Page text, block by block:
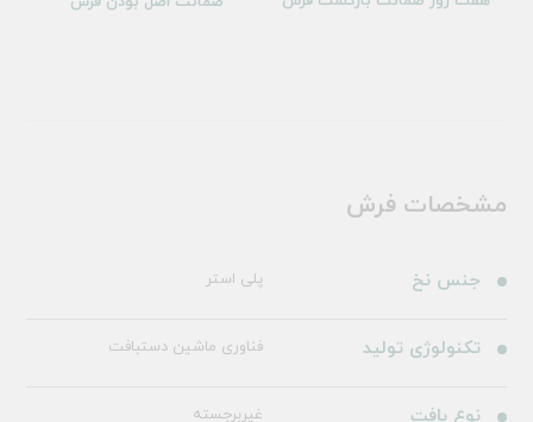
مشخصات فرش
جنس نخ پلی استر
تکنولوژی تولید فناوری ماشین دستبافت
نوع بافت غیربرجسته